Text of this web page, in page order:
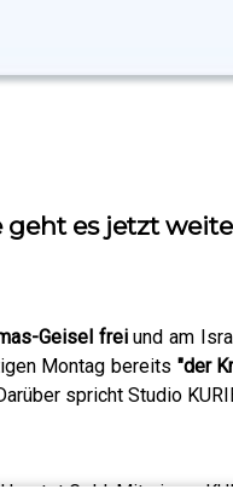
geht es jetzt
Geisel freiund am
Montag bereits "der
spricht Studio